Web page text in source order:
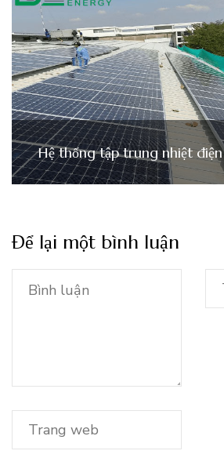
Hệ thống tập trung nhiệt
Để lại một bình luận